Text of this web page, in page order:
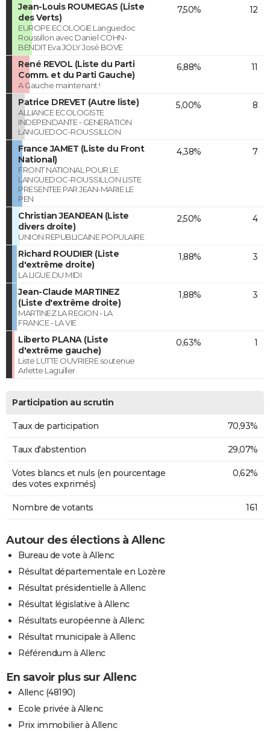
Jean-Louis ROUMEGAS (Liste
des Verts)
EUROPE ECOLOGIE Languedoc
Roussillon avec Daniel COHN-
BENDIT Eva JOLY José BOVE
7,50% 12
René REVOL (Liste du Parti
Comm. et du Parti Gauche)
A Gauche maintenant !
6,88% 11
Patrice DREVET (Autre liste)
ALLIANCE ECOLOGISTE
INDEPENDANTE - GENERATION
LANGUEDOC-ROUSSILLON
5,00% 8
France JAMET (Liste du Front
National)
FRONT NATIONAL POUR LE
LANGUEDOC-ROUSSILLON LISTE
PRESENTEE PAR JEAN-MARIE LE
PEN
4,38% 7
Christian JEANJEAN (Liste
divers droite)
UNION REPUBLICAINE POPULAIRE
2,50% 4
Richard ROUDIER (Liste
d'extrême droite)
LA LIGUE DU MIDI
1,88% 3
Jean-Claude MARTINEZ
(Liste d'extrême droite)
MARTINEZ LA REGION - LA
FRANCE - LA VIE
1,88% 3
Liberto PLANA (Liste
d'extrême gauche)
Liste LUTTE OUVRIERE soutenue
Arlette Laguiller
0,63% 1
Participation au scrutin
Taux de participation 70,93%
Taux d'abstention 29,07%
Votes blancs et nuls (en pourcentage
des votes exprimés)
0,62%
Nombre de votants 161
Autour des élections à Allenc
Bureau de vote à Allenc
Résultat départementale en Lozère
Résultat présidentielle à Allenc
Résultat législative à Allenc
Résultats européenne à Allenc
Résultat municipale à Allenc
Référendum à Allenc
En savoir plus sur Allenc
Allenc (48190)
Ecole privée à Allenc
Prix immobilier à Allenc